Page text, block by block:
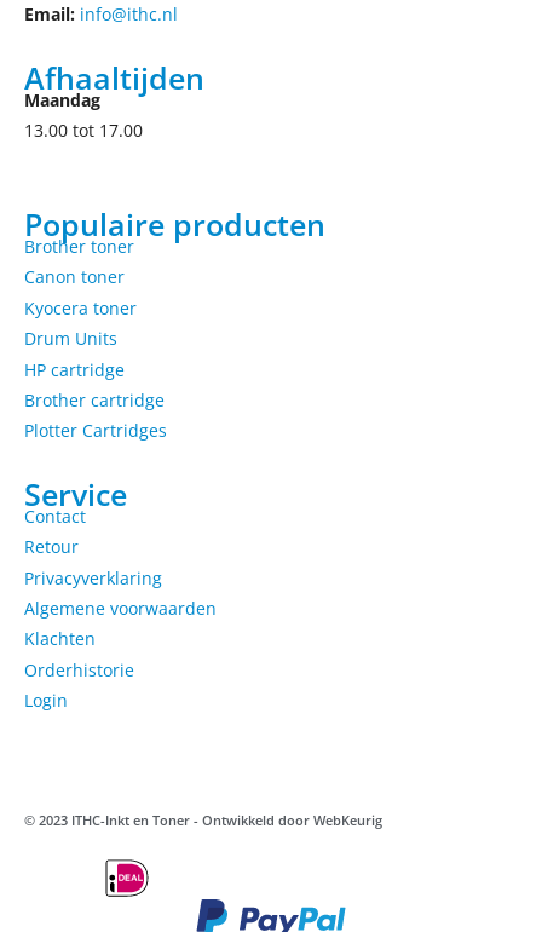
Email: info@ithc.nl
Afhaaltijden
Maandag
13.00 tot 17.00
Populaire producten
Brother toner
Canon toner
Kyocera toner
Drum Units
HP cartridge
Brother cartridge
Plotter Cartridges
Service
Contact
Retour
Privacyverklaring
Algemene voorwaarden
Klachten
Orderhistorie
Login
© 2023 ITHC-Inkt en Toner - Ontwikkeld door WebKeurig